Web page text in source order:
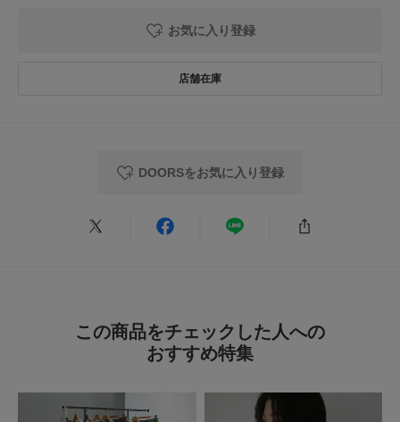
お気に入り登録
DOORSをお気に入り登録
この商品をチェックした人への
おすすめ特集